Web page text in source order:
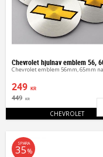
249 KR
449 KR
CHEVROLET
SPARA
35 %